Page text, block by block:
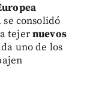
consolidó
tejernuevos
uno de los